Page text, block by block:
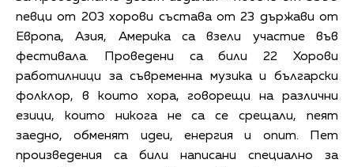
певци от 203 хорови състава от 23 държави от
Европа, Азия, Америка са взели участие във
фестивала. Проведени са били 22 Хорови
работилници за съвременна музика и български
фолклор, в които хора, говорещи на различни
езици, които никога не са се срещали, пеят
заедно, обменят идеи, енергия и опит. Пет
произведения са били написани специално за